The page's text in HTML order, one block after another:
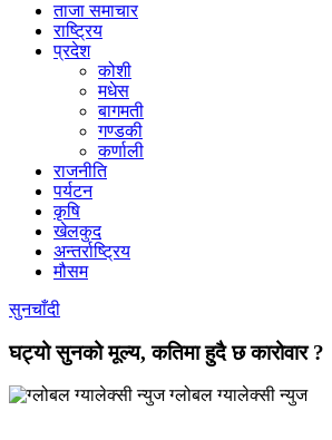
ताजा समाचार
राष्ट्रिय
प्रदेश
कोशी
मधेस
बागमती
गण्डकी
कर्णाली
राजनीति
पर्यटन
कृषि
खेलकुद
अन्तर्राष्ट्रिय
मौसम
सुनचाँदी
घट्यो सुनको मूल्य, कतिमा हुदै छ कारोवार ?
ग्लोबल ग्यालेक्सी न्युज